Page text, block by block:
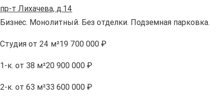
пр-т Лихачева, д.14
Бизнес. Монолитный. Без отделки. Подземная парковка.
Студия от 24 м²19 700 000 ₽
1-к. от 38 м²20 900 000 ₽
2-к. от 63 м²33 600 000 ₽